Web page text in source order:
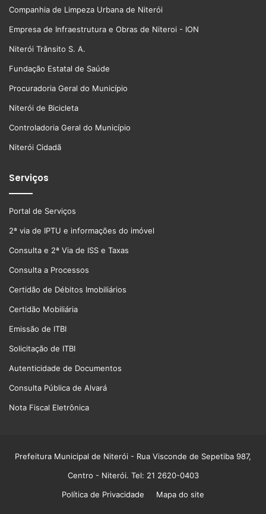
Companhia de Limpeza Urbana de Niterói
Empresa de Infraestrutura e Obras de Niteroi - ION
Niterói Trânsito S. A.
Fundação Estatal de Saúde
Procuradoria Geral do Município
Niterói de Bicicleta
Controladoria Geral do Município
Niterói Cidadã
Serviços
Portal de Serviços
2ª via de IPTU e informações do imóvel
Consulta e 2ª Via de ISS e Taxas
Consulta a Processos
Certidão de Débitos Imobiliários
Certidão Mobiliária
Emissão de ITBI
Solicitação de ITBI
Autenticidade de Documentos
Consulta Pública de Alvará
Nota Fiscal Eletrônica
Prefeitura Municipal de Niterói - Rua Visconde de Sepetiba 987,
Centro - Niterói. Tel: 21 2620-0403
Política de Privacidade
Mapa do site